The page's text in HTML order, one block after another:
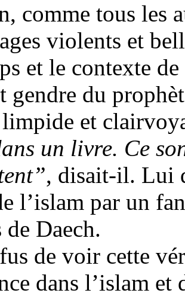
comme tous les
violents et
et le contexte
gendre du
et
un livre. Ce
, disait-il. Lui
l’islam par un
de Daech.
de voir cette
dans l’islam et